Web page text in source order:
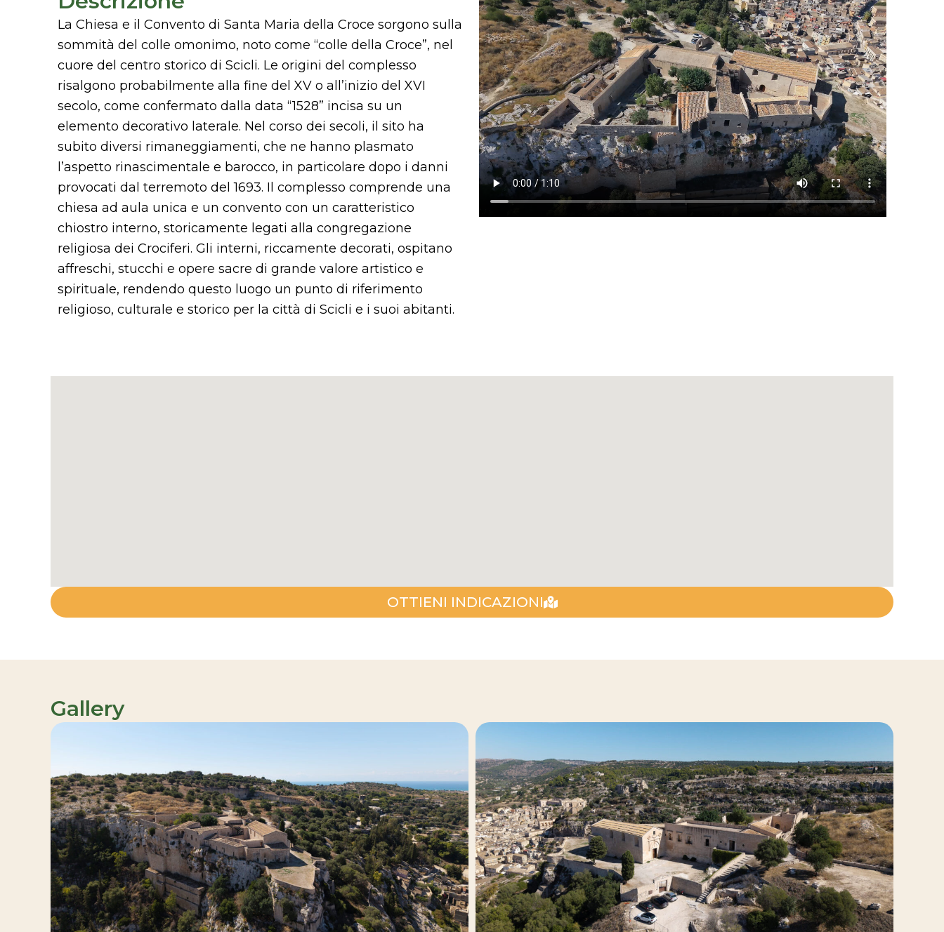
La Chiesa e il Convento di Santa Maria della Croce sorgono sulla
sommità del colle omonimo, noto come “colle della Croce”, nel
cuore del centro storico di Scicli. Le origini del complesso
risalgono probabilmente alla fine del XV o all’inizio del XVI
secolo, come confermato dalla data “1528” incisa su un
elemento decorativo laterale. Nel corso dei secoli, il sito ha
subito diversi rimaneggiamenti, che ne hanno plasmato
l’aspetto rinascimentale e barocco, in particolare dopo i danni
provocati dal terremoto del 1693. Il complesso comprende una
chiesa ad aula unica e un convento con un caratteristico
chiostro interno, storicamente legati alla congregazione
religiosa dei Crociferi. Gli interni, riccamente decorati, ospitano
affreschi, stucchi e opere sacre di grande valore artistico e
spirituale, rendendo questo luogo un punto di riferimento
religioso, culturale e storico per la città di Scicli e i suoi abitanti.
OTTIENI INDICAZIONI
Gallery